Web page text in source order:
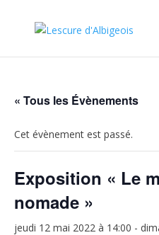
« Tous les Évènements
Cet évènement est passé.
Exposition « Le
nomade »
jeudi 12 mai 2022 à 14:00 -